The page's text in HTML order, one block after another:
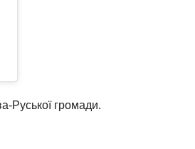
Руської громади.